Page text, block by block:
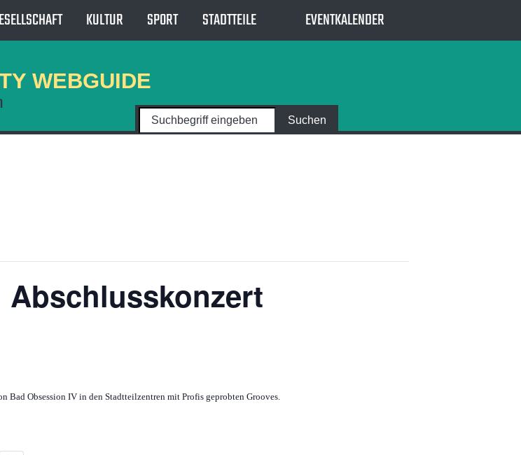
KULTUR SPORT STADTTEILE EVENTKALENDER
WEBGUIDE
Abschlusskonzert
Bad Obsession IV in den Stadtteilzentren mit Profis geprobten Grooves.